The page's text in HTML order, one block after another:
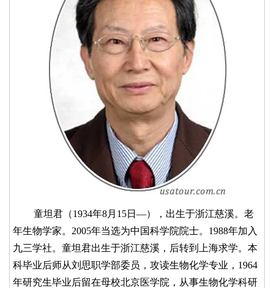
童坦君（1934年8月15日—），出生于浙江慈溪。老
年生物学家。2005年当选为中国科学院院士。1988年加入
九三学社。童坦君出生于浙江慈溪，后转到上海求学。本
科毕业后师从刘思职学部委员，攻读生物化学专业，1964
年研究生毕业后留在母校北京医学院，从事生物化学科研